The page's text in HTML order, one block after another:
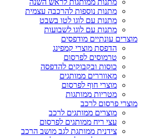
מתנות ממותגות לראש השנה
מתנות נוספות להרכבה עצמית
מתנות עם לוגו לטו בשבט
מתנות עם לוגו לשבועות
מוצרים עונתיים מודפסים
הדפסת מוצרי קמפינג
טרמוסים לפרסום
כוסות ובקבוקים להדפסה
מאווררים ממותגים
מוצרי חוף לפרסום
מטריות ממותגות
מוצרי פרסום לרכב
מוצרים ממותגים לרכב
עצי ריח ממותגים לפרסום
צידנית ממותגת לגב מושב הרכב